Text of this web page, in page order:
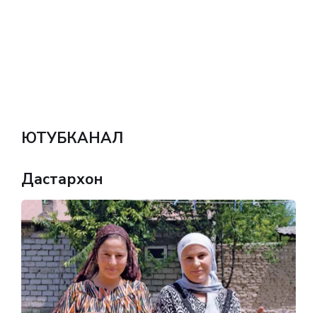
ЮТУБКАНАЛ
Дастархон